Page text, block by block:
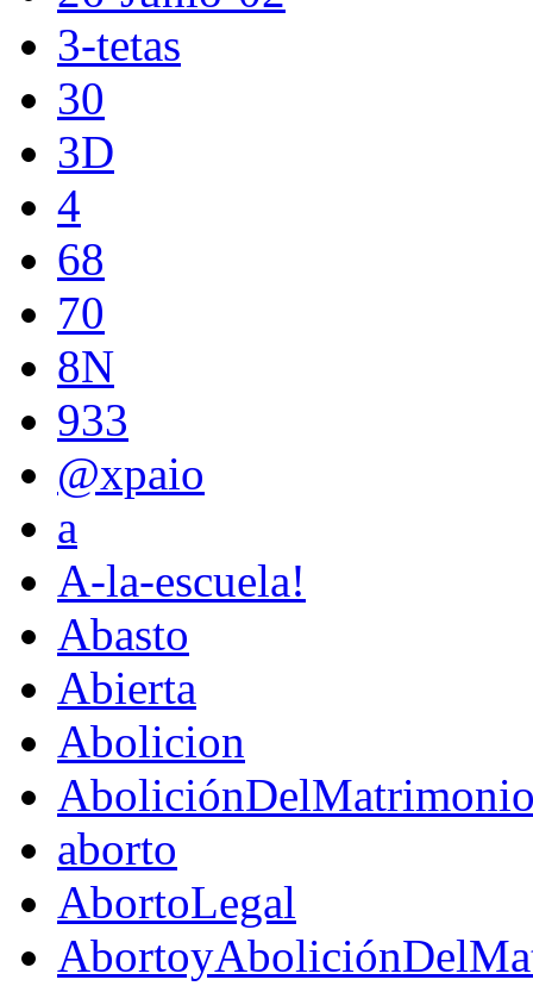
3-tetas
30
3D
4
68
70
8N
933
@xpaio
a
A-la-escuela!
Abasto
Abierta
Abolicion
aborto
AbortoLegal